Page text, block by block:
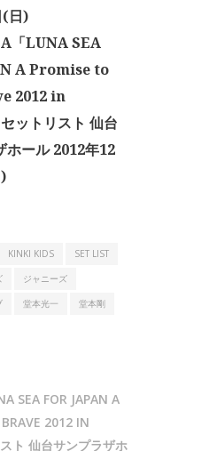
(日)
「LUNA SEA
A Promise to
2012 in
ットリスト 仙台
ホール 2012年12
KINKI KIDS
SET LIST
ジャニーズ
堂本光一 堂本剛
SEA FOR JAPAN A
2012 IN
ト 仙台サンプラザホ